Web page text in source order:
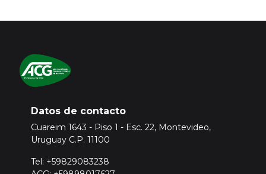
Datos de contacto
Cuareim 1643 - Piso 1 - Esc. 22, Montevideo,
Uruguay C.P. 11100
Tel: +59829083238